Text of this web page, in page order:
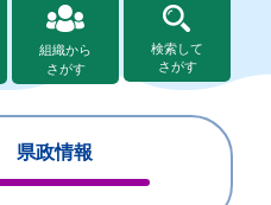
組織から
さがす
検索して
さがす
県政情報